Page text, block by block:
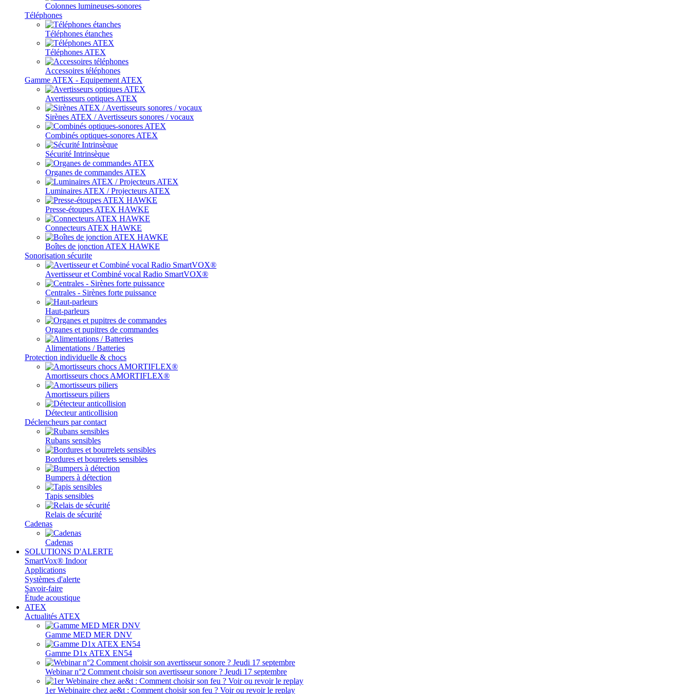
Colonnes lumineuses-sonores
Téléphones
Téléphones étanches
Téléphones ATEX
Accessoires téléphones
Gamme ATEX - Equipement ATEX
Avertisseurs optiques ATEX
Sirènes ATEX / Avertisseurs sonores / vocaux
Combinés optiques-sonores ATEX
Sécurité Intrinsèque
Organes de commandes ATEX
Luminaires ATEX / Projecteurs ATEX
Presse-étoupes ATEX HAWKE
Connecteurs ATEX HAWKE
Boîtes de jonction ATEX HAWKE
Sonorisation sécurite
Avertisseur et Combiné vocal Radio SmartVOX®
Centrales - Sirènes forte puissance
Haut-parleurs
Organes et pupitres de commandes
Alimentations / Batteries
Protection individuelle & chocs
Amortisseurs chocs AMORTIFLEX®
Amortisseurs piliers
Détecteur anticollision
Déclencheurs par contact
Rubans sensibles
Bordures et bourrelets sensibles
Bumpers à détection
Tapis sensibles
Relais de sécurité
Cadenas
Cadenas
SOLUTIONS D'ALERTE
SmartVox® Indoor
Applications
Systèmes d'alerte
Savoir-faire
Étude acoustique
ATEX
Actualités ATEX
Gamme MED MER DNV
Gamme D1x ATEX EN54
Webinar n°2 Comment choisir son avertisseur sonore ? Jeudi 17 septembre
1er Webinaire chez ae&t : Comment choisir son feu ? Voir ou revoir le replay